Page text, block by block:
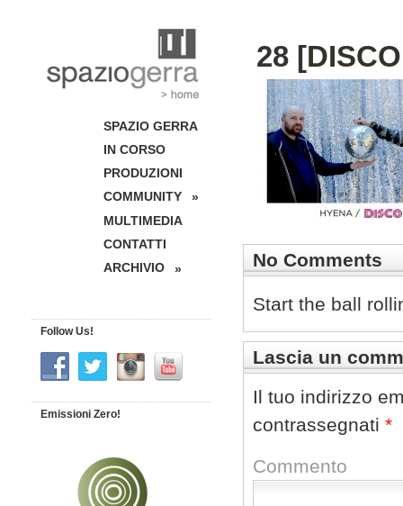
28 [
No Comments
Start the ball
Lascia un
Il tuo indirizzo
contrassegnati *
Commento
SPAZIO GERRA
IN CORSO
PRODUZIONI
COMMUNITY
»
MULTIMEDIA
CONTATTI
ARCHIVIO
»
Follow Us!
Emissioni Zero!